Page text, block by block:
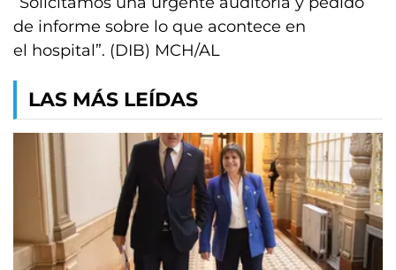
de informe sobre lo que acontece en
el hospital”. (DIB) MCH/AL
LAS MÁS LEÍDAS